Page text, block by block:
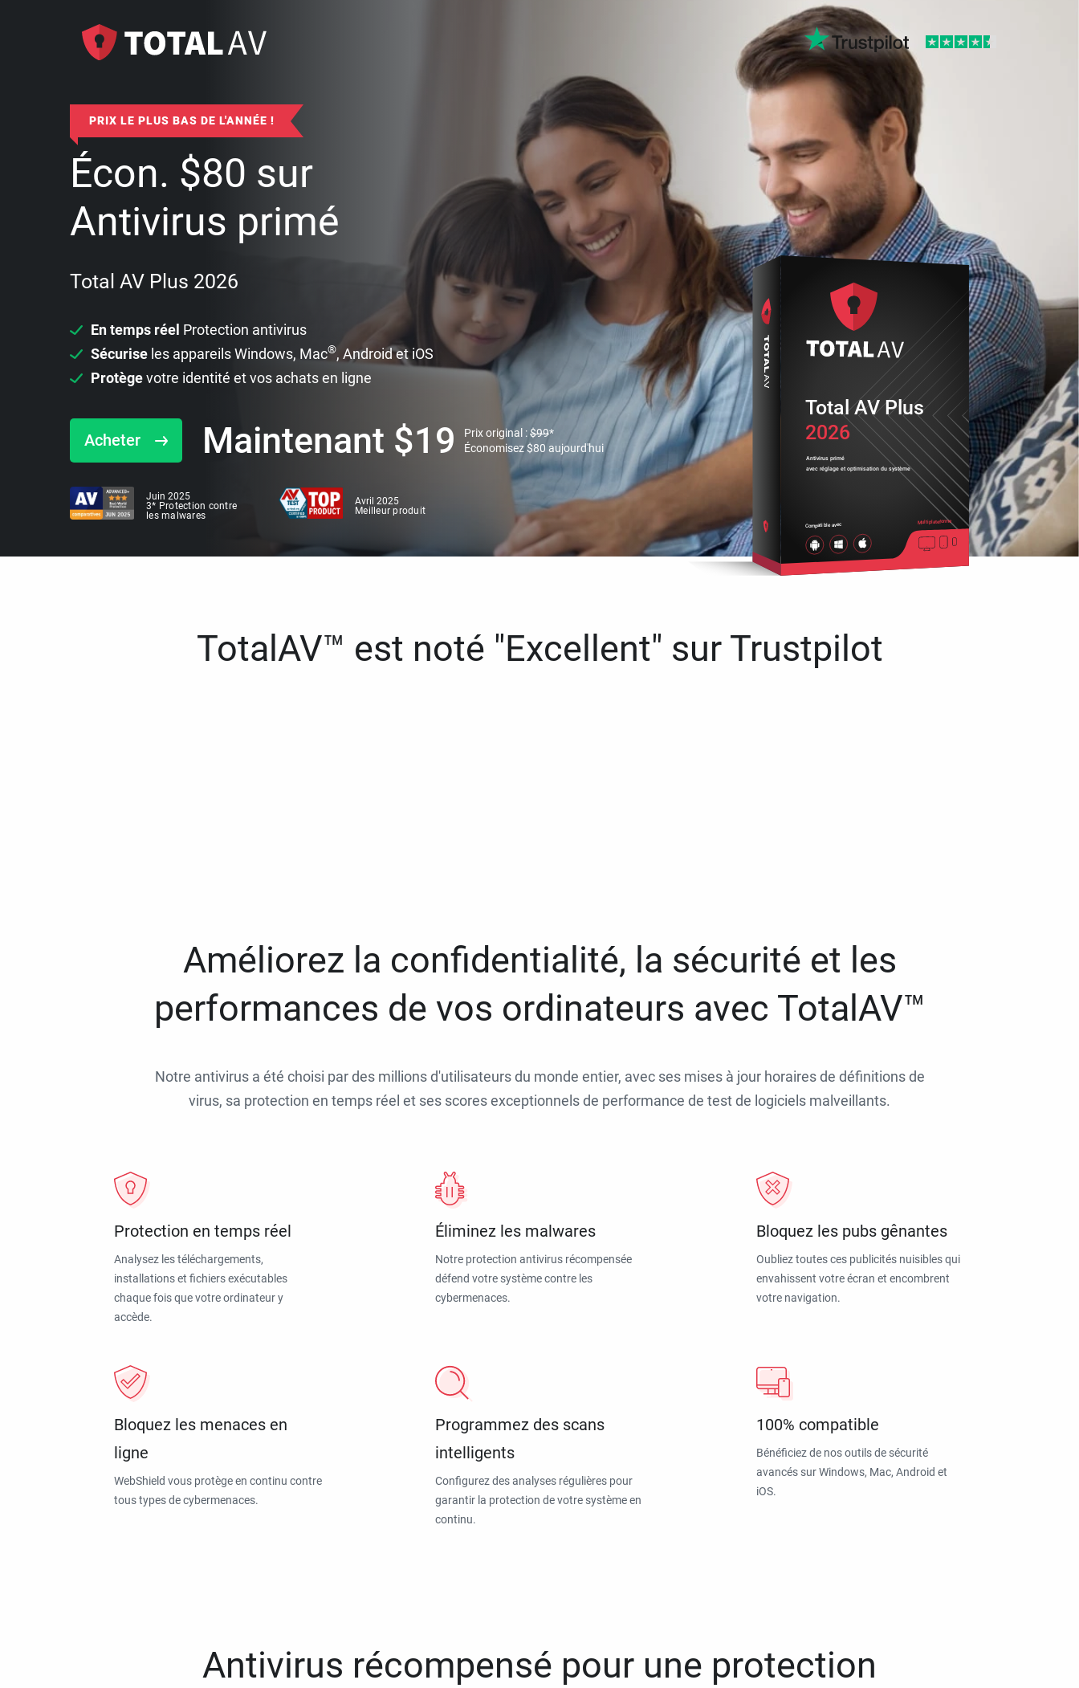
PRIX LE PLUS BAS DE L'ANNÉE !
Écon. $80 sur
Antivirus primé
Total AV Plus 2026
En temps réel Protection antivirus
Sécurise les appareils Windows, Mac®, Android et iOS
Protègevotre identité et vos achats en ligne
Acheter Maintenant $19 Prix original :$99*
Économisez$80 aujourd'hui
Juin 2025
3* Protection contre
les malwares
Avril 2025
Meilleur produit
2026
Antivirus primé
avec réglage et optimisation du système
Compatible avec Multiplateforme
Total AV Plus
TotalAV™ est noté "Excellent" sur Trustpilot
Améliorez la confidentialité, la sécurité et les
performances de vos ordinateurs avec TotalAV™
Notre antivirus a été choisi par des millions d'utilisateurs du monde entier, avec ses mises à jour horaires de définitions de
virus, sa protection en temps réel et ses scores exceptionnels de performance de test de logiciels malveillants.
Protection en temps réel
Analysez les téléchargements,
installations et fichiers exécutables
chaque fois que votre ordinateur y
accède.
Éliminez les malwares
Notre protection antivirus récompensée
défend votre système contre les
cybermenaces.
Bloquez les pubs gênantes
Oubliez toutes ces publicités nuisibles qui
envahissent votre écran et encombrent
votre navigation.
Bloquez les menaces en
ligne
WebShield vous protège en continu contre
tous types de cybermenaces.
Programmez des scans
intelligents
Configurez des analyses régulières pour
garantir la protection de votre système en
continu.
100% compatible
Bénéficiez de nos outils de sécurité
avancés sur Windows, Mac, Android et
iOS.
Antivirus récompensé pour une protection